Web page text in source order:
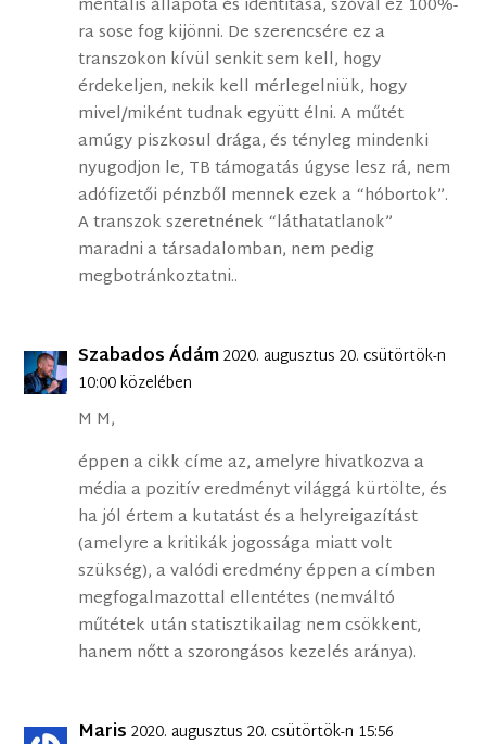
mentális állapota és identitása, szóval ez 100%-
ra sose fog kijönni. De szerencsére ez a
transzokon kívül senkit sem kell, hogy
érdekeljen, nekik kell mérlegelniük, hogy
mivel/miként tudnak együtt élni. A műtét
amúgy piszkosul drága, és tényleg mindenki
nyugodjon le, TB támogatás úgyse lesz rá, nem
adófizetői pénzből mennek ezek a “hóbortok”.
A transzok szeretnének “láthatatlanok”
maradni a társadalomban, nem pedig
megbotránkoztatni..
Szabados Ádám2020. augusztus 20. csütörtök-n
10:00 közelében
M M,
éppen a cikk címe az, amelyre hivatkozva a
média a pozitív eredményt világgá kürtölte, és
ha jól értem a kutatást és a helyreigazítást
(amelyre a kritikák jogossága miatt volt
szükség), a valódi eredmény éppen a címben
megfogalmazottal ellentétes (nemváltó
műtétek után statisztikailag nem csökkent,
hanem nőtt a szorongásos kezelés aránya).
Maris 2020. augusztus 20. csütörtök-n 15:56